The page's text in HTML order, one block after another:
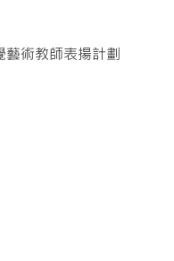
藝術教師表揚計劃